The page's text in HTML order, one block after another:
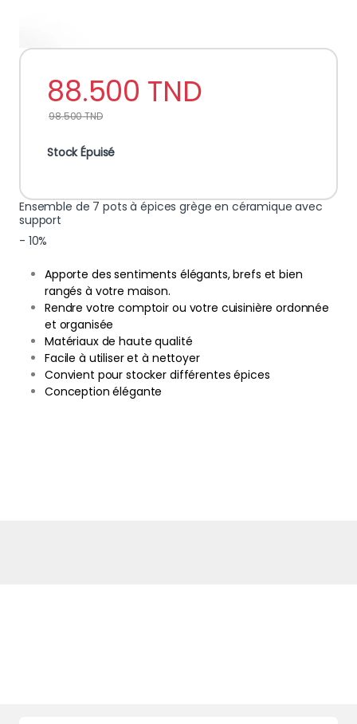
Ensemble de 7 pots à épices grège en céramique avec
support
- 10%
88.500 TND
98.500TND
Stock Épuisé
Apporte des sentiments élégants, brefs et bien
rangés à votre maison.
Rendre votre comptoir ou votre cuisinière ordonnée
et organisée
Matériaux de haute qualité
Facile à utiliser et à nettoyer
Convient pour stocker différentes épices
Conception élégante